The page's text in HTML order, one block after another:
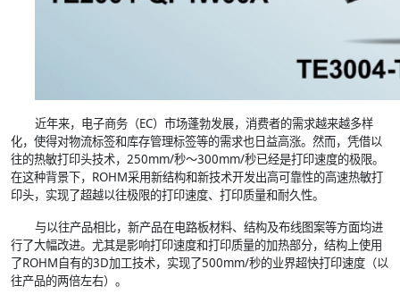
近年来，电子商务（EC）市场蓬勃发展，消费者的需求越来越多样
化，使得对物流标签和库存管理标签等的需求也日益高涨。然而，凭借以
往的热敏打印头技术，250mm/秒～300mm/秒已经是打印速度的极限。
在这种背景下，ROHM采用新结构和新技术开发出高可靠性的高速热敏打
印头，实现了超越以往极限的打印速度、打印质量和耐久性。
与以往产品相比，新产品在电路板材料、结构及布线图案等方面均进
行了大幅改进。尤其是影响打印速度和打印质量的加热部分，结构上使用
了ROHM自有的3D加工技术，实现了500mm/秒的业界超快打印速度（以
往产品的两倍左右）。